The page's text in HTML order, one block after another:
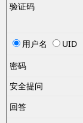
验证码
用户名
UID
密码
安全提问
回答